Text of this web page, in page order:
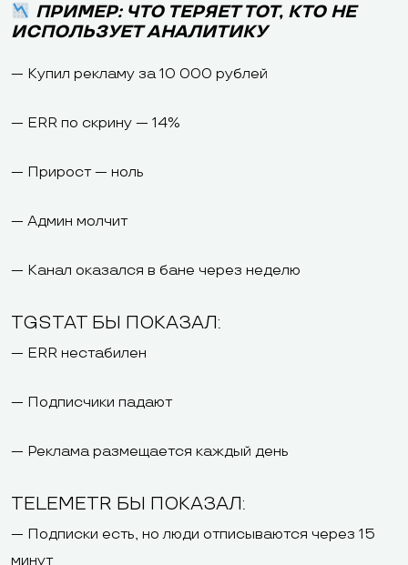
ПРИМЕР: ЧТО ТЕРЯЕТ ТОТ, КТО НЕ
ИСПОЛЬЗУЕТ АНАЛИТИКУ
— Купил рекламу за 10 000 рублей
— ERR по скрину — 14%
— Прирост — ноль
— Админ молчит
— Канал оказался в бане через неделю
TGSTAT БЫ ПОКАЗАЛ:
— ERR нестабилен
— Подписчики падают
— Реклама размещается каждый день
TELEMETR БЫ ПОКАЗАЛ:
— Подписки есть, но люди отписываются через 15
минут